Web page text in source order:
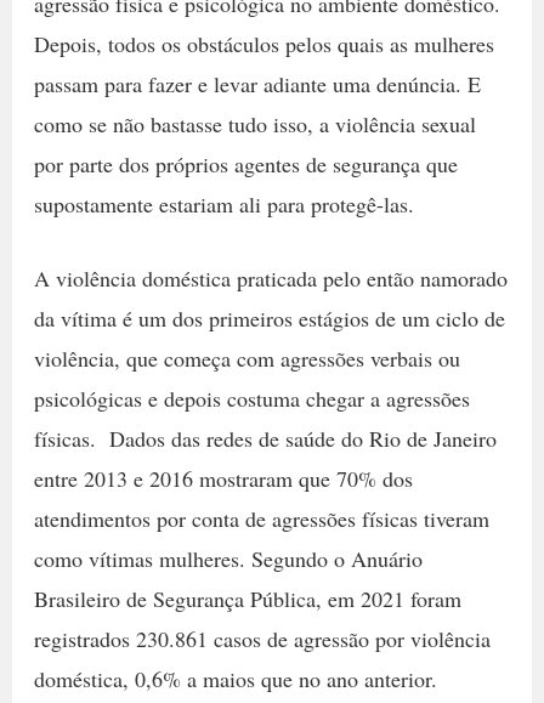
Depois, todos os obstáculos pelos quais as mulheres
passam para fazer e levar adiante uma denúncia. E
como se não bastasse tudo isso, a violência sexual
por parte dos próprios agentes de segurança que
supostamente estariam ali para protegê-las.
A violência doméstica praticada pelo então namorado
da vítima é um dos primeiros estágios de um ciclo de
violência, que começa com agressões verbais ou
psicológicas e depois costuma chegar a agressões
físicas. Dados das redes de saúde do Rio de Janeiro
entre 2013 e 2016 mostraram que 70% dos
atendimentos por conta de agressões físicas tiveram
como vítimas mulheres. Segundo o Anuário
Brasileiro de Segurança Pública, em 2021 foram
registrados 230.861 casos de agressão por violência
doméstica, 0,6% a maios que no ano anterior.